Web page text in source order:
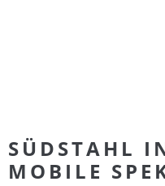
SÜDSTAHL
MOBILE